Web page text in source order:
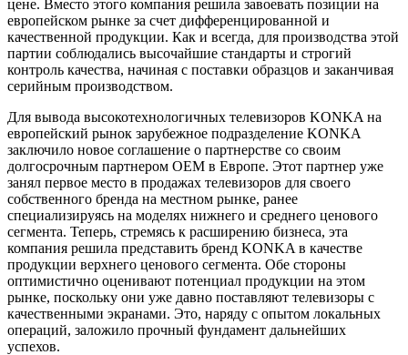
цене. Вместо этого компания решила завоевать позиции на
европейском рынке за счет дифференцированной и
качественной продукции. Как и всегда, для производства этой
партии соблюдались высочайшие стандарты и строгий
контроль качества, начиная с поставки образцов и заканчивая
серийным производством.
Для вывода высокотехнологичных телевизоров KONKA на
европейский рынок зарубежное подразделение KONKA
заключило новое соглашение о партнерстве со своим
долгосрочным партнером OEM в Европе. Этот партнер уже
занял первое место в продажах телевизоров для своего
собственного бренда на местном рынке, ранее
специализируясь на моделях нижнего и среднего ценового
сегмента. Теперь, стремясь к расширению бизнеса, эта
компания решила представить бренд KONKA в качестве
продукции верхнего ценового сегмента. Обе стороны
оптимистично оценивают потенциал продукции на этом
рынке, поскольку они уже давно поставляют телевизоры с
качественными экранами. Это, наряду с опытом локальных
операций, заложило прочный фундамент дальнейших
успехов.